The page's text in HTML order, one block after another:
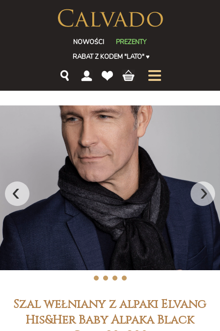
NOWOŚCI
PREZENTY
RABAT Z KODEM "LATO"♥
‹ ›
1 2 3 4
Szal wełniany z alpaki Elvang
His&Her Baby Alpaka Black